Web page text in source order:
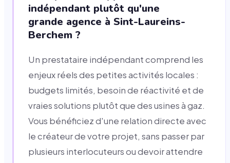
indépendant plutôt qu'une
grande agence à Sint-Laureins-
Berchem ?
Un prestataire indépendant comprend les
enjeux réels des petites activités locales :
budgets limités, besoin de réactivité et de
vraies solutions plutôt que des usines à gaz.
Vous bénéficiez d'une relation directe avec
le créateur de votre projet, sans passer par
plusieurs interlocuteurs ou devoir attendre